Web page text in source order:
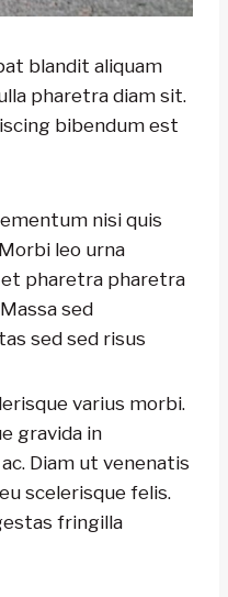
blandit aliquam
pharetra diam sit.
bibendum est
nisi quis
leo urna
pharetra pharetra
sed
sed sed risus
varius morbi.
gravida in
Diam ut venenatis
scelerisque felis.
fringilla